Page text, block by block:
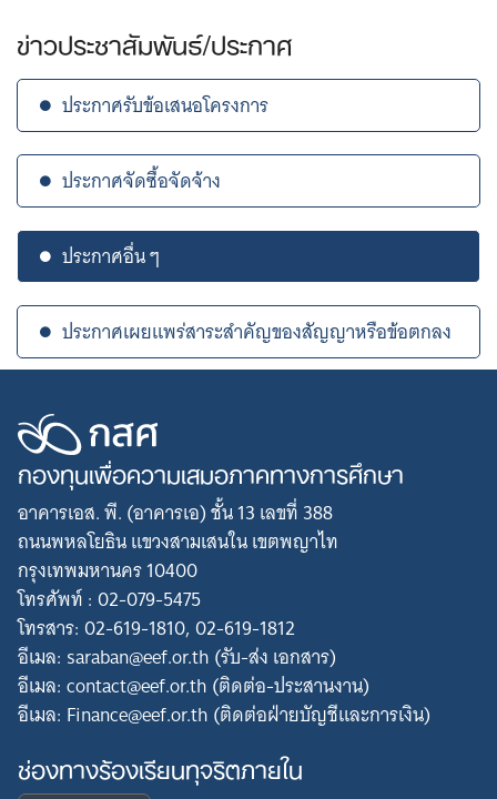
ข่าวประชาสัมพันธ์/ประกาศ
ประกาศรับข้อเสนอโครงการ
ประกาศจัดซื้อจัดจ้าง
ประกาศอื่น ๆ
ประกาศเผยแพร่สาระสำคัญของสัญญาหรือข้อตกลง
กองทุนเพื่อความเสมอภาคทางการศึกษา
อาคารเอส. พี. (อาคารเอ) ชั้น 13 เลขที่ 388
ถนนพหลโยธิน แขวงสามเสนใน เขตพญาไท
กรุงเทพมหานคร 10400
โทรศัพท์ : 02-079-5475
โทรสาร: 02-619-1810, 02-619-1812
อีเมล: saraban@eef.or.th (รับ-ส่ง เอกสาร)
อีเมล: contact@eef.or.th (ติดต่อ-ประสานงาน)
อีเมล: Finance@eef.or.th (ติดต่อฝ่ายบัญชีและการเงิน)
ช่องทางร้องเรียนทุจริตภายใน